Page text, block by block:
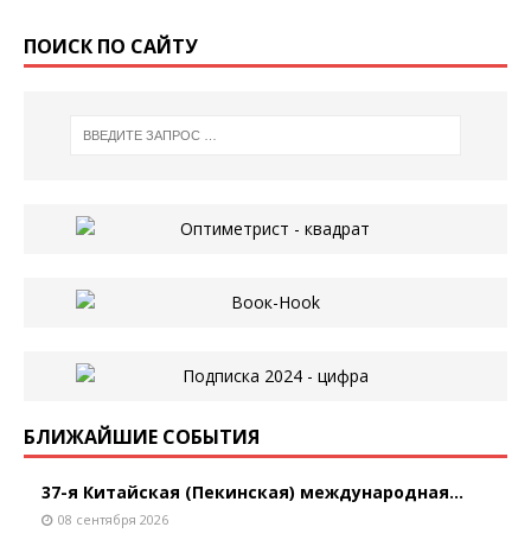
ПОИСК ПО САЙТУ
БЛИЖАЙШИЕ СОБЫТИЯ
37-я Китайская (Пекинская) международная...
08 сентября 2026